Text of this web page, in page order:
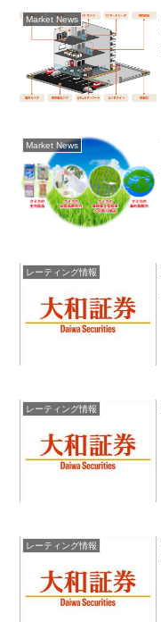
Market News
Market News
レーティング情報
レーティング情報
レーティング情報